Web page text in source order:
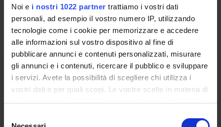
Noi e i nostri 1022 partner trattiamo i vostri dati
personali, ad esempio il vostro numero IP, utilizzando
tecnologie come i cookie per memorizzare e accedere
alle informazioni sul vostro dispositivo al fine di
pubblicare annunci e contenuti personalizzati, misurare
gli annunci e i contenuti, ricercare il pubblico e sviluppare
i servizi. Avete la possibilità di scegliere chi utilizza i
vostri dati e per quali scopi. Le vostre scelte in materia di
privacy sono applicabili solo su questa proprietà digitale
modificare o revocare il proprio consenso in qualsiasi
Calendar